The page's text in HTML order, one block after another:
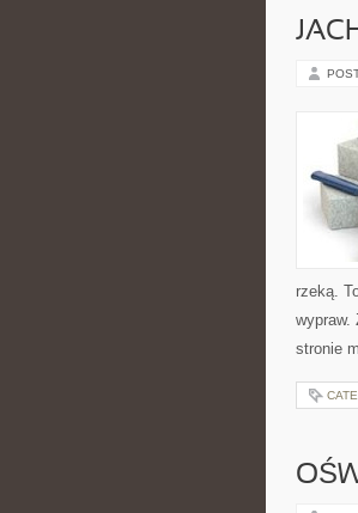
rzeką.
wypraw.
stronie